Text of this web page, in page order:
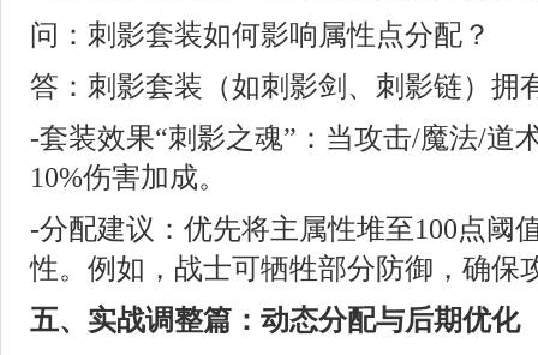
问：刺影套装如何影响属性点分配？
答：刺影套装（如刺影剑、刺影链）拥
-套装效果“刺影之魂”：当攻击/魔法/道
10%伤害加成。
-分配建议：优先将主属性堆至100点阈
性。例如，战士可牺牲部分防御，确保
五、实战调整篇：动态分配与后期优化